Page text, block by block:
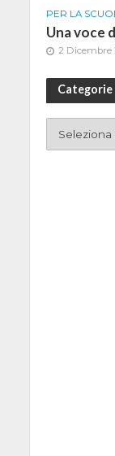
PER LA
Una voce
2 Dicembre
Categorie